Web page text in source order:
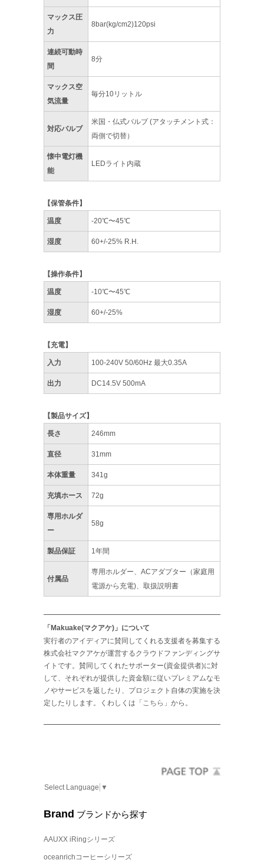
Select Language ▼
Brand ブランドから探す
AAUXX iRingシリーズ
oceanrichコーヒーシリーズ
マックス圧
力
8bar(kg/cm2)120psi
連続可動時
間
8分
マックス空
気流量
毎分10リットル
対応バルブ
米国・仏式バルブ (アタッチメント式：
両側で切替）
懐中電灯機
能
LEDライト内蔵
【保管条件】
温度 -20℃〜45℃
湿度 60+/-25% R.H.
【操作条件】
温度 -10℃〜45℃
湿度 60+/-25%
【充電】
入力 100-240V 50/60Hz 最大0.35A
出力 DC14.5V 500mA
【製品サイズ】
長さ 246mm
直径 31mm
本体重量 341g
充填ホース 72g
専用ホルダ
ー
58g
製品保証 1年間
付属品
専用ホルダー、ACアダプター（家庭用
電源から充電)、取扱説明書
「Makuake(マクアケ)」について
実行者のアイディアに賛同してくれる支援者を募集する
株式会社マクアケが運営するクラウドファンディングサ
イトです。賛同してくれたサポーター(資金提供者)に対
して、それぞれが提供した資金額に従いプレミアムなモ
ノやサービスを返したり、プロジェクト自体の実施を決
定したりします。くわしくは「 こちら 」から。